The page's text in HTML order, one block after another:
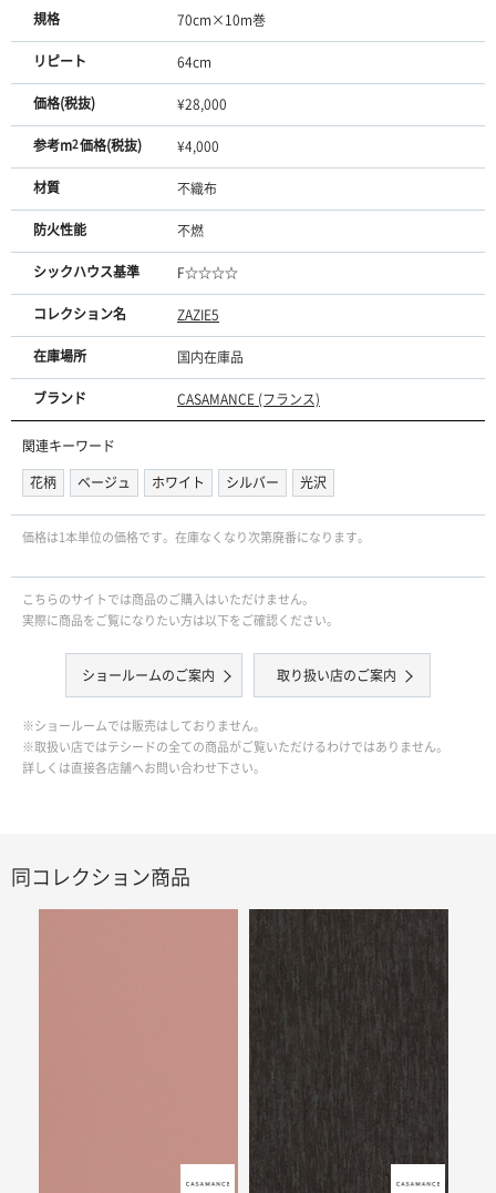
規格 70cm×10m巻
リピート 64cm
価格(税抜) ¥28,000
参考m2価格(税抜) ¥4,000
材質 不織布
防火性能 不燃
シックハウス基準 F☆☆☆☆
コレクション名 ZAZIE5
在庫場所 国内在庫品
ブランド CASAMANCE (フランス)
関連キーワード
花柄
ベージュ ホワイト シルバー 光沢
価格は1本単位の価格です。在庫なくなり次第廃番になります。
こちらのサイトでは商品のご購入はいただけません。
実際に商品をご覧になりたい方は以下をご確認ください。
ショールームのご案内 取り扱い店のご案内
※ショールームでは販売はしておりません。
※取扱い店ではテシードの全ての商品がご覧いただけるわけではありません。
詳しくは直接各店舗へお問い合わせ下さい。
同コレクション商品